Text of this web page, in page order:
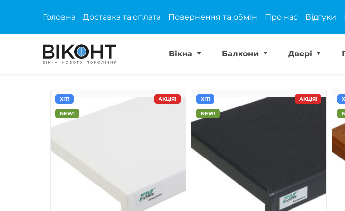
Головна Доставка та оплата Повернення та обмін Про нас Відгуки
Вікна Балкони Двері
АКЦІЯ!
ХІТ!
NEW!
АКЦІЯ!
ХІТ!
NEW!